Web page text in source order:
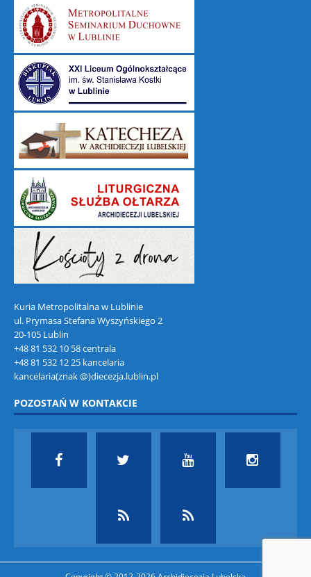
Kuria Metropolitalna w Lublinie
ul. Prymasa Stefana Wyszyńskiego 2
20-105 Lublin
+48 81 532 10 58 centrala
+48 81 532 12 25 kancelaria
kancelaria(znak @)diecezja.lublin.pl
POZOSTAŃ W KONTAKCIE